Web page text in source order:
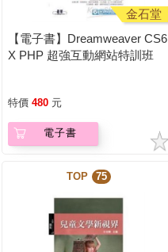
金石堂
【電子書】Dreamweaver CS6
X PHP 超強互動網站特訓班
特價 480 元
電子書
TOP 75